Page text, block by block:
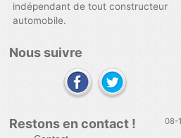
indépendant de tout constructeur
automobile.
Nous suivre
Restons en contact ! 08-